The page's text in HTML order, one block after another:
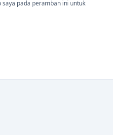
pada peramban ini untuk